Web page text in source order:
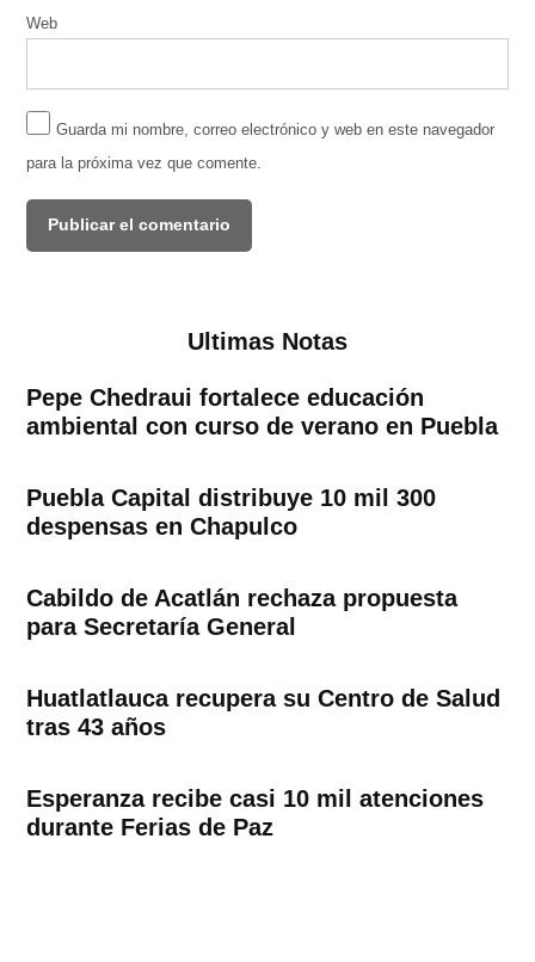
Web
Guarda mi nombre, correo electrónico y web en este navegador
para la próxima vez que comente.
Ultimas Notas
Pepe Chedraui fortalece educación
ambiental con curso de verano en Puebla
Puebla Capital distribuye 10 mil 300
despensas en Chapulco
Cabildo de Acatlán rechaza propuesta
para Secretaría General
Huatlatlauca recupera su Centro de Salud
tras 43 años
Esperanza recibe casi 10 mil atenciones
durante Ferias de Paz